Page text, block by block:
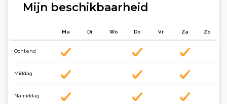
Mijn beschikbaarheid
Ma Di Wo Do Vr Za Zo
Ochtend
Middag
Namiddag